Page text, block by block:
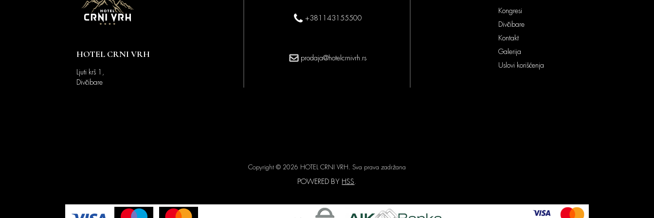
HOTEL CRNI VRH
Ljuti krš 1,
Divčibare
+381143155500
prodaja@hotelcrnivrh.rs
Kongresi
Divčibare
Kontakt
Galerija
Uslovi korišćenja
Copyright © 2026 HOTEL CRNI VRH. Sva prava zadržana
POWERED BY HSS.